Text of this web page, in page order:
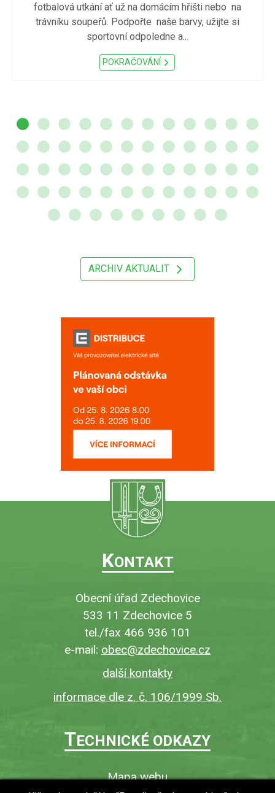
fotbalová utkání ať už na domácím hřišti nebo na
trávníku soupeřů. Podpořte naše barvy, užijte si
sportovní odpoledne a...
POKRAČOVÁNÍ
ARCHIV AKTUALIT
KONTAKT
Obecní úřad Zdechovice
533 11 Zdechovice 5
tel./fax 466 936 101
e-mail: obec@zdechovice.cz
další kontakty
informace dle z. č. 106/1999 Sb.
TECHNICKÉ ODKAZY
Mapa webu